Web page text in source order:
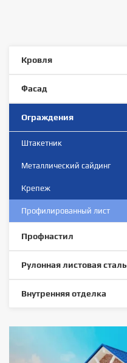
Кровля
Фасад
Ограждения
Штакетник
Металлический сайдинг
Крепеж
Профилированный лист
Профнастил
Рулонная листовая сталь
Внутренняя отделка